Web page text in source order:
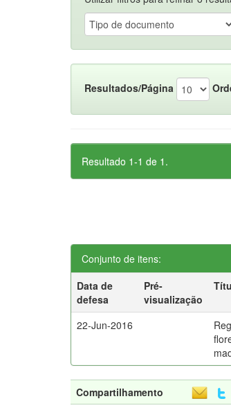
Resultados/Página
Resultado 1-1 de 1.
Conjunto de itens:
Data de
defesa
Pré-
visualização
22-Jun-2016
Compartilhamento